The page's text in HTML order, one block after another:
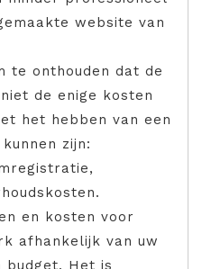
website van
te onthouden dat de
de enige kosten
het hebben van een
zijn:
en kosten voor
afhankelijk van uw
budget. Het is